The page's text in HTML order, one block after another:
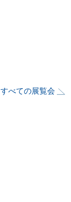
すべての展覧会